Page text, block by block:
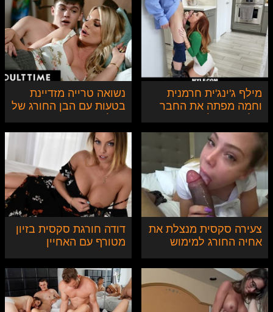
מילף ג'ינג'ית חרמנית
וחמה מפתה את החבר
נשואה טרייה מזדיינת
בטעות עם הבן החורג של
צעירה סקסית מנצלת את
אחיה החורג למימוש
דודה חורגת סקסית בזיון
מטורף עם האחיין